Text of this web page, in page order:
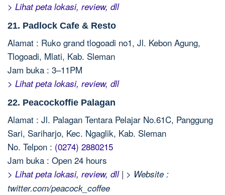
> Lihat peta lokasi, review, dll
21. Padlock Cafe & Resto
Alamat : Ruko grand tlogoadi no1, Jl. Kebon Agung,
Tlogoadi, Mlati, Kab. Sleman
Jam buka : 3–11PM
> Lihat peta lokasi, review, dll
22. Peacockoffie Palagan
Alamat : Jl. Palagan Tentara Pelajar No.61C, Panggung
Sari, Sariharjo, Kec. Ngaglik, Kab. Sleman
No. Telpon : (0274) 2880215
Jam buka : Open 24 hours
> Lihat peta lokasi, review, dll| > Website :
twitter.com/peacock_coffee